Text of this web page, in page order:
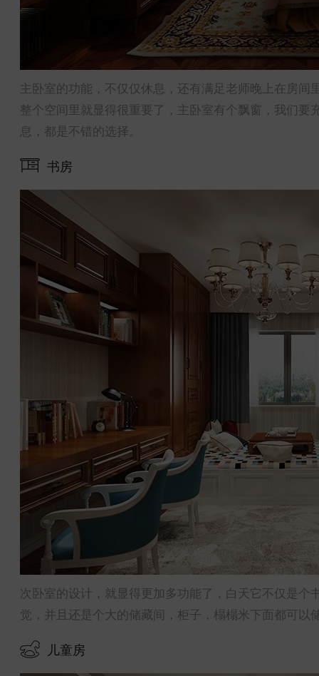
主卧室的功能，不仅仅休息，还有满足老师晚上在房
整个空间里就显得很重要了，主卧室有个飘窗，我们
息，都是不错的选择。
书房
次卧室的设计，就显得更加多功能了，白天它不仅是
觉，并且还是个大的储藏间，柜子，榻榻米下面都可以
儿童房